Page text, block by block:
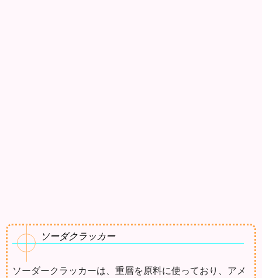
ソーダクラッカー
ソーダークラッカーは、重層を原料に使っており、アメ